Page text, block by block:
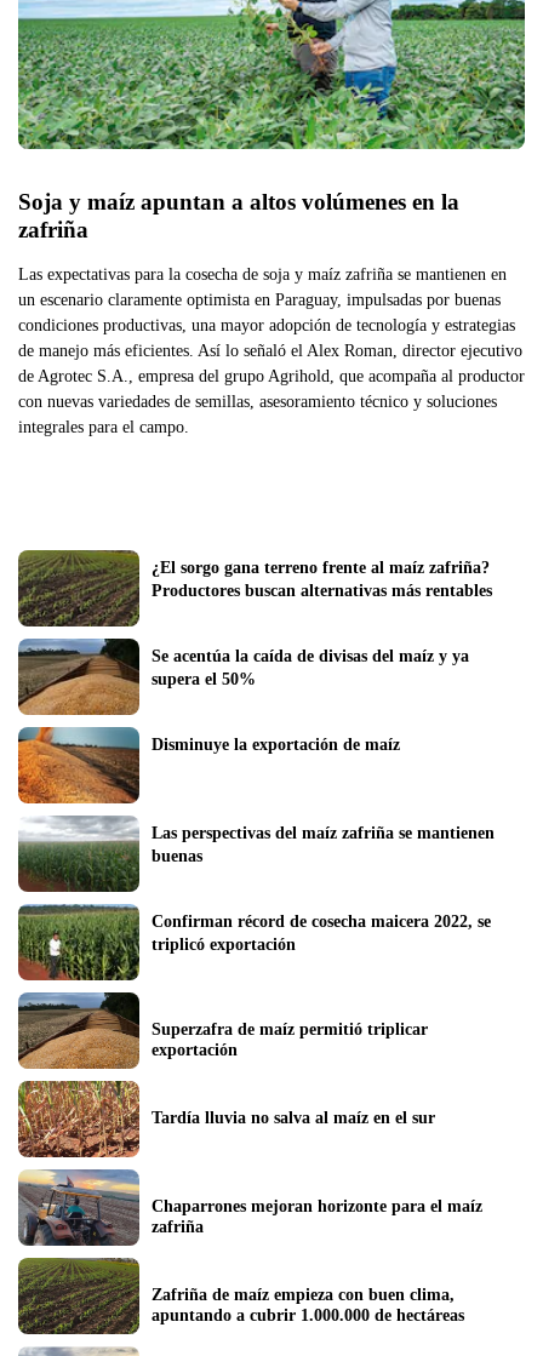
Soja y maíz apuntan a altos volúmenes en la
zafriña
Las expectativas para la cosecha de soja y maíz zafriña se mantienen en
un escenario claramente optimista en Paraguay, impulsadas por buenas
condiciones productivas, una mayor adopción de tecnología y estrategias
de manejo más eficientes. Así lo señaló el Alex Roman, director ejecutivo
de Agrotec S.A., empresa del grupo Agrihold, que acompaña al productor
con nuevas variedades de semillas, asesoramiento técnico y soluciones
integrales para el campo.
¿El sorgo gana terreno frente al maíz zafriña?
Productores buscan alternativas más rentables
Se acentúa la caída de divisas del maíz y ya
supera el 50%
Disminuye la exportación de maíz
Las perspectivas del maíz zafriña se mantienen
Confirman récord de cosecha maicera 2022, se
triplicó exportación
Superzafra de maíz permitió triplicar
exportación
Tardía lluvia no salva al maíz en el sur
Chaparrones mejoran horizonte para el maíz
zafriña
Zafriña de maíz empieza con buen clima,
apuntando a cubrir 1.000.000 de hectáreas